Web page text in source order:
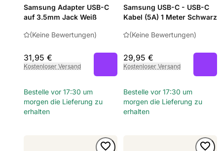
Samsung Adapter USB-C
auf 3.5mm Jack Weiß
(Keine Bewertungen)
31,95 €
Kostenloser Versand
Bestelle vor 17:30 um
morgen die Lieferung zu
erhalten
Samsung USB-C - USB-C
Kabel (5A) 1 Meter Schwarz
(Keine Bewertungen)
29,95 €
Kostenloser Versand
Bestelle vor 17:30 um
morgen die Lieferung zu
erhalten